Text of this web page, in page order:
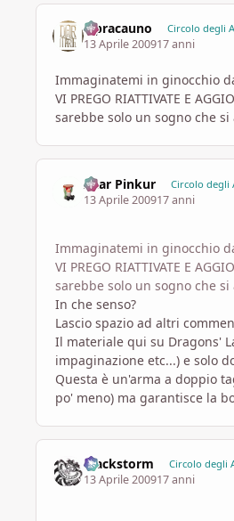
lepracauno Circolo degli
13 Aprile 200917 anni
Immaginatemi in ginocchio
VI PREGO RIATTIVATE E
sarebbe solo un sogno che si
Azar Pinkur Circolo degli
13 Aprile 200917 anni
Immaginatemi in ginocchio
VI PREGO RIATTIVATE E
sarebbe solo un sogno che si
In che senso?
Lascio spazio ad altri
Il materiale qui su Dragons'
impaginazione etc...) e solo
Questa è un'arma a doppio
po' meno) ma garantisce la
Blackstorm Circolo degli
13 Aprile 200917 anni